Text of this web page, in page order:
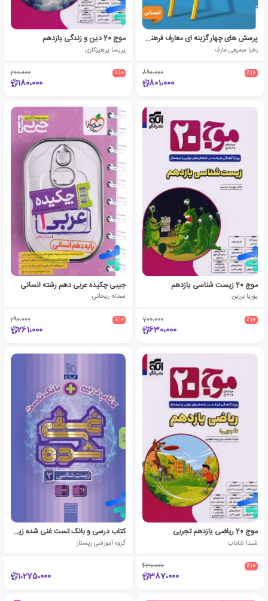
پرسش‌ های چهار گزینه‌ ای معارف فرهنگیان جامع انسانی
زهرا سمیعی عارف
٪10 890،000
801،000
موج 20 دین و زندگی یازدهم
پریسا پرهیزکاری
٪10 200،000
180،000
موج 20 زیست شناسی یازدهم
پوریا برزین
٪10 700،000
630،000
جیبی چکیده عربی دهم رشته انسانی
سمانه ریحانی
٪10 290،000
261،000
موج 20 ریاضی یازدهم تجربی
شیدا شاداب
٪10 430،000
387،000
کتاب درسی و بانک تست غنی شده زیست‌ شناسی دوازدهم
گروه آموزشی زیستاز
1،275،000